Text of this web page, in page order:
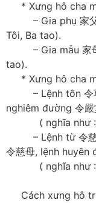
* Xưng hô cha
– Gia phụ 家父,
Tôi, Ba tao).
– Gia mẫu 家母,
tao).
* Xưng hô cha
– Lệnh tôn 令尊
nghiêm đường 令嚴
( nghĩa như :
– Lệnh từ 令慈,
令慈母, lệnh huyên
( nghĩa như :
Cách xưng hô